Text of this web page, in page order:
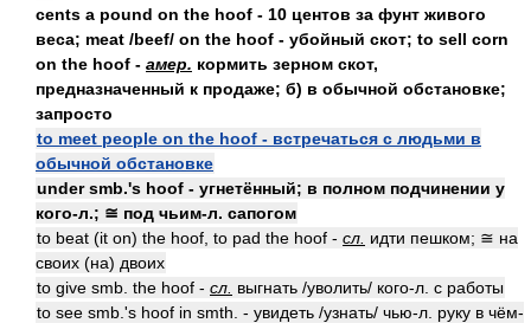
cents a pound on the hoof - 10 центов за фунт живого
веса; meat /beef/ on the hoof - убойный скот; to sell corn
on the hoof - амер. кормить зерном скот,
предназначенный к продаже; б) в обычной обстановке;
запросто
to meet people on the hoof - встречаться с людьми в
обычной обстановке
under smb.'s hoof - угнетённый; в полном подчинении у
кого-л.; ≅ под чьим-л. сапогом
to beat (it on) the hoof, to pad the hoof - сл. идти пешком; ≅ на
своих (на) двоих
to give smb. the hoof - сл. выгнать /уволить/ кого-л. с работы
to see smb.'s hoof in smth. - увидеть /узнать/ чью-л. руку в чём-